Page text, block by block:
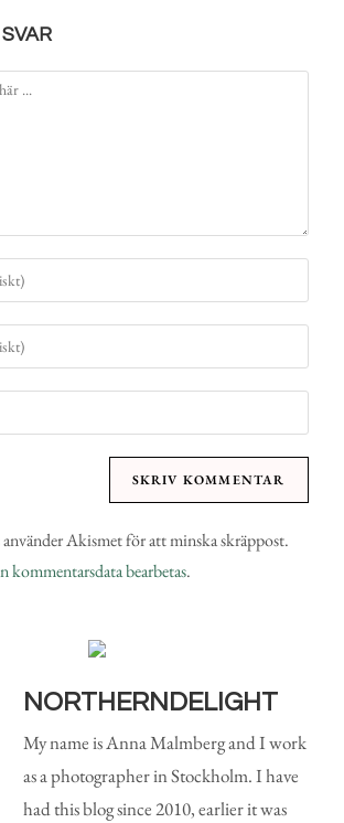
Akismet för att minska skräppost.
kommentarsdata bearbetas.
NORTHERNDELIGHT
My name is Anna Malmberg and I work
as a photographer in Stockholm. I have
had this blog since 2010, earlier it was